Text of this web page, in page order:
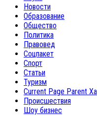
Новости
Образование
Общество
Политика
Правовед
Соцпакет
Спорт
Статьи
Туризм
Current Page Parent
Происшествия
Шоу бизнес